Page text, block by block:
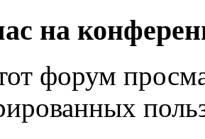
на
форум